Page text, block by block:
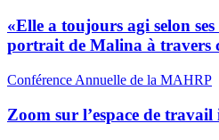
«Elle a toujours agi selon
portrait de Malina à travers
Conférence Annuelle de la MAHRP
Zoom sur l’espace de